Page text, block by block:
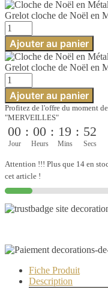
Grelot cloche de Noël en
quantité
de
Grelot
cloche
de
Noël
en
Métal
Blanc
Ajouter au panier
Grelot cloche de Noël en
quantité
de
Grelot
cloche
de
Noël
en
Blanc
Ajouter au panier
Profitez de l'offre du moment
"MERVEILLES"
00
Jour
: 00
Heurs
: 19
Mins
: 51
Secs
Attention !!! Plus que 14 en
cet article !
Fiche Produit
Description